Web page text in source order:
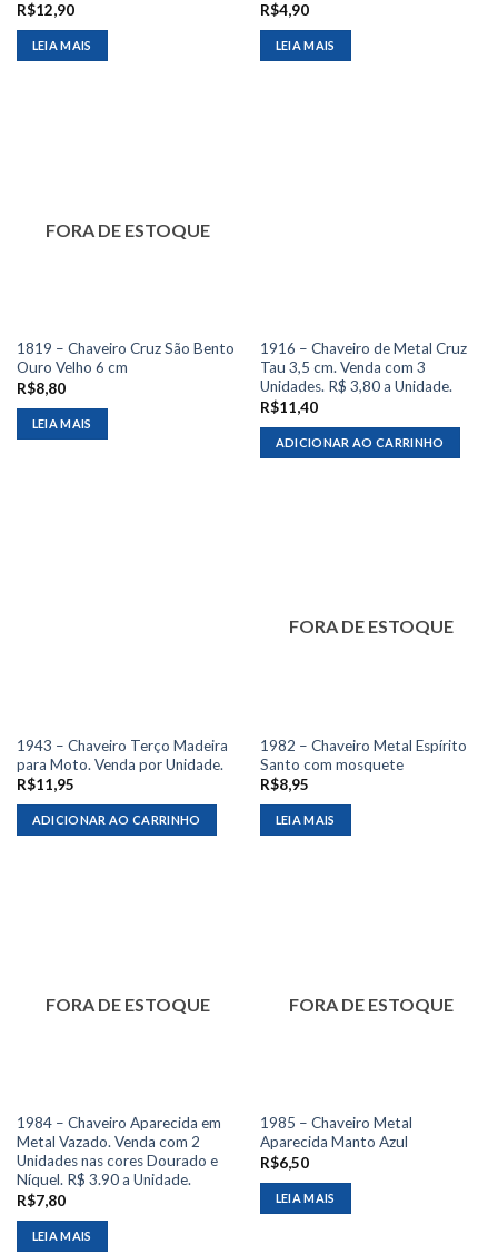
R$12,90
LEIA MAIS
R$4,90
LEIA MAIS
FORA DE ESTOQUE
1819 – Chaveiro Cruz São Bento
Ouro Velho 6 cm
R$8,80
LEIA MAIS
1916 – Chaveiro de Metal Cruz
Tau 3,5 cm. Venda com 3
Unidades. R$ 3,80 a Unidade.
R$11,40
ADICIONAR AO CARRINHO
1943 – Chaveiro Terço Madeira
para Moto. Venda por Unidade.
R$11,95
ADICIONAR AO CARRINHO
FORA DE ESTOQUE
1982 – Chaveiro Metal Espírito
Santo com mosquete
R$8,95
LEIA MAIS
FORA DE ESTOQUE
1984 – Chaveiro Aparecida em
Metal Vazado. Venda com 2
Unidades nas cores Dourado e
Níquel. R$ 3.90 a Unidade.
R$7,80
LEIA MAIS
FORA DE ESTOQUE
1985 – Chaveiro Metal
Aparecida Manto Azul
R$6,50
LEIA MAIS